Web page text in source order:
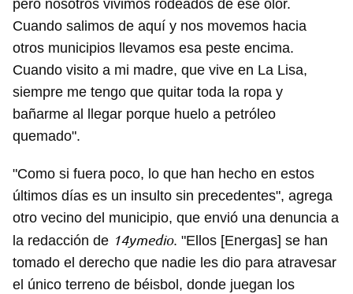
pero nosotros vivimos rodeados de ese olor.
Cuando salimos de aquí y nos movemos hacia
otros municipios llevamos esa peste encima.
Cuando visito a mi madre, que vive en La Lisa,
siempre me tengo que quitar toda la ropa y
bañarme al llegar porque huelo a petróleo
quemado".
"Como si fuera poco, lo que han hecho en estos
últimos días es un insulto sin precedentes", agrega
otro vecino del municipio, que envió una denuncia a
la redacción de 14ymedio. "Ellos [Energas] se han
tomado el derecho que nadie les dio para atravesar
el único terreno de béisbol, donde juegan los